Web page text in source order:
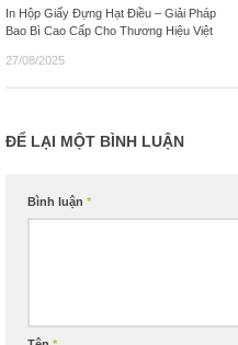
In Hộp Giấy Đựng Hạt Điều – Giải Pháp
Bao Bì Cao Cấp Cho Thương Hiệu Việt
27/08/2025
ĐỂ LẠI MỘT BÌNH LUẬN
Bình luận *